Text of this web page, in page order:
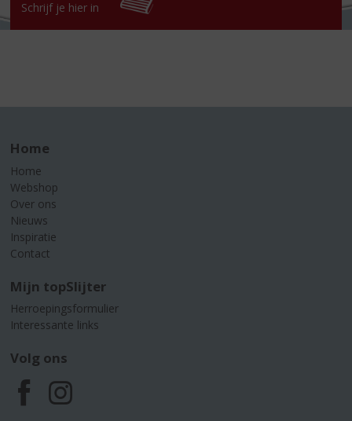
Schrijf je hier in
Home
Home
Webshop
Over ons
Nieuws
Inspiratie
Contact
Mijn topSlijter
Herroepingsformulier
Interessante links
Volg ons
F
I